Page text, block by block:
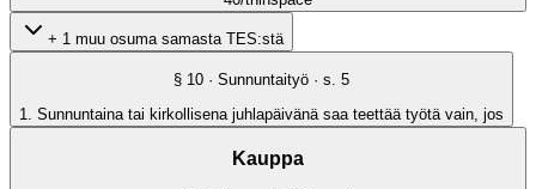
+ 1 muu osuma samasta TES:stä
§ 10 · Sunnuntaityö · s. 5
1. Sunnuntaina tai kirkollisena juhlapäivänä saa teettää työtä vain, jos
Kauppa